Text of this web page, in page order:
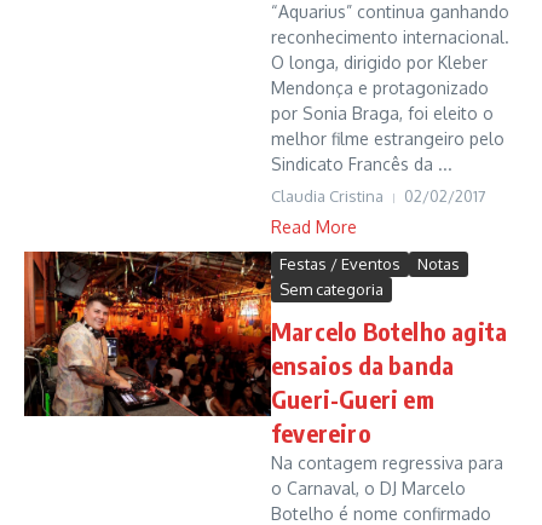
“Aquarius” continua ganhando
reconhecimento internacional.
O longa, dirigido por Kleber
Mendonça e protagonizado
por Sonia Braga, foi eleito o
melhor filme estrangeiro pelo
Sindicato Francês da ...
Claudia Cristina 02/02/2017
Read More
Festas / Eventos
Notas
Sem categoria
Marcelo Botelho agita
ensaios da banda
Gueri-Gueri em
fevereiro
Na contagem regressiva para
o Carnaval, o DJ Marcelo
Botelho é nome confirmado